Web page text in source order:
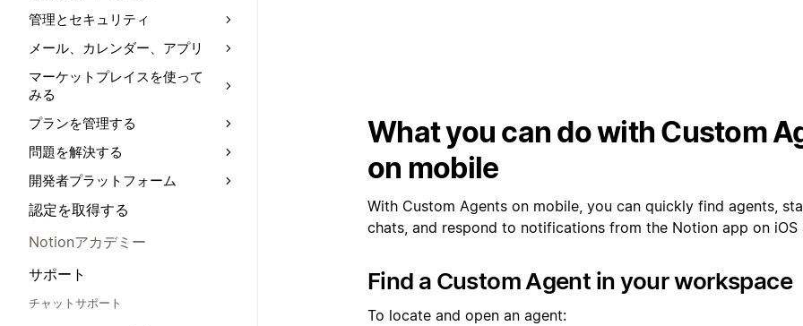
管理とセキュリティ
メール、カレンダー、アプリ
マーケットプレイスを使って
みる
プランを管理する
問題を解決する
開発者プラットフォーム
認定を取得する
Notionアカデミー
サポート
チャットサポート
What you can do with Custom
on mobile
With Custom Agents on mobile, you can quickly find agents,
chats, and respond to notifications from the Notion app on iOS
Find a Custom Agent in your workspace
To locate and open an agent: